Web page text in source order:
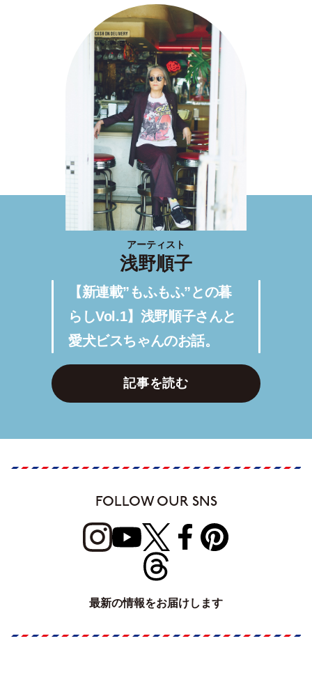
アーティスト
浅野順子
【新連載”もふもふ”との暮
らしVol.1】浅野順子さんと
愛犬ビスちゃんのお話。
記事を読む
FOLLOW OUR SNS
最新の情報をお届けします